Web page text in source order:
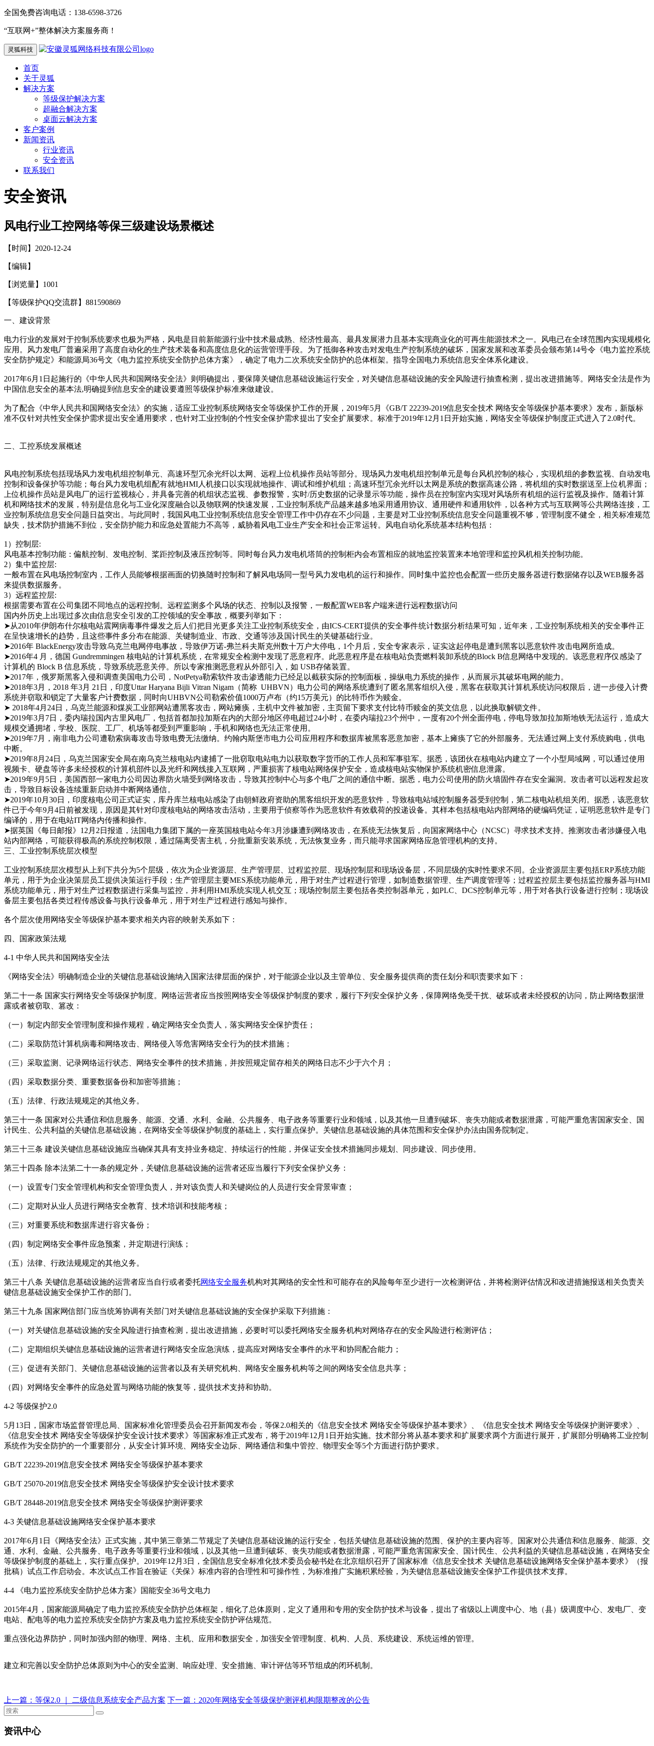
全国免费咨询电话：138-6598-3726
“互联网+”整体解决方案服务商！
灵狐科技
首页
关于灵狐
解决方案
等级保护解决方案
超融合解决方案
桌面云解决方案
客户案例
新闻资讯
行业资讯
安全资讯
联系我们
安全资讯
风电行业工控网络等保三级建设场景概述
【时间】2020-12-24
【编辑】
【浏览量】 1001
【等级保护QQ交流群】881590869
一、建设背景
电力行业的发展对于控制系统要求也极为严格，风电是目前新能源行业中技术最成熟、经济性最高、最具发展潜力且基本实现商业化的可再生能源技术之一。风电已在全球范围内实现规模化
应用。风力发电厂普遍采用了高度自动化的生产技术装备和高度信息化的运营管理手段。为了抵御各种攻击对发电生产控制系统的破坏，国家发展和改革委员会颁布第14号令《电力监控系统
安全防护规定》和能源局36号文《电力监控系统安全防护总体方案》，确定了电力二次系统安全防护的总体框架。指导全国电力系统信息安全体系化建设。
2017年6月1日起施行的《中华人民共和国网络安全法》则明确提出，要保障关键信息基础设施运行安全，对关键信息基础设施的安全风险进行抽查检测，提出改进措施等。网络安全法是作为
中国信息安全的基本法,明确提到信息安全的建设要遵照等级保护标准来做建设。
为了配合《中华人民共和国网络安全法》的实施，适应工业控制系统网络安全等级保护工作的开展，2019年5月《GB/T 22239-2019信息安全技术 网络安全等级保护基本要求》发布，新版标
准不仅针对共性安全保护需求提出安全通用要求，也针对工业控制的个性安全保护需求提出了安全扩展要求。标准于2019年12月1日开始实施，网络安全等级保护制度正式进入了2.0时代。
二、工控系统发展概述
风电控制系统包括现场风力发电机组控制单元、高速环型冗余光纤以太网、远程上位机操作员站等部分。现场风力发电机组控制单元是每台风机控制的核心，实现机组的参数监视、自动发电
控制和设备保护等功能；每台风力发电机组配有就地HMI人机接口以实现就地操作、调试和维护机组；高速环型冗余光纤以太网是系统的数据高速公路，将机组的实时数据送至上位机界面；
上位机操作员站是风电厂的运行监视核心，并具备完善的机组状态监视、参数报警，实时/历史数据的记录显示等功能，操作员在控制室内实现对风场所有机组的运行监视及操作。随着计算
机和网络技术的发展，特别是信息化与工业化深度融合以及物联网的快速发展，工业控制系统产品越来越多地采用通用协议、通用硬件和通用软件，以各种方式与互联网等公共网络连接，工
业控制系统信息安全问题日益突出。与此同时，我国风电工业控制系统信息安全管理工作中仍存在不少问题，主要是对工业控制系统信息安全问题重视不够，管理制度不健全，相关标准规范
缺失，技术防护措施不到位，安全防护能力和应急处置能力不高等，威胁着风电工业生产安全和社会正常运转。风电自动化系统基本结构包括：
1）控制层:
风电基本控制功能：偏航控制、发电控制、桨距控制及液压控制等。同时每台风力发电机塔筒的控制柜内会布置相应的就地监控装置来本地管理和监控风机相关控制功能。
2）集中监控层:
一般布置在风电场控制室内，工作人员能够根据画面的切换随时控制和了解风电场同一型号风力发电机的运行和操作。同时集中监控也会配置一些历史服务器进行数据储存以及WEB服务器
来提供数据服务。
3）远程监控层:
根据需要布置在公司集团不同地点的远程控制。远程监测多个风场的状态、控制以及报警，一般配置WEB客户端来进行远程数据访问
国内外历史上出现过多次由信息安全引发的工控领域的安全事故，概要列举如下：
➤从2010年伊朗布什尔核电站震网病毒事件爆发之后人们把目光更多关注工业控制系统安全，由ICS-CERT提供的安全事件统计数据分析结果可知，近年来，工业控制系统相关的安全事件正
在呈快速增长的趋势，且这些事件多分布在能源、关键制造业、市政、交通等涉及国计民生的关键基础行业。
➤2016年 BlackEnergy攻击导致乌克兰电网停电事故，导致伊万诺-弗兰科夫斯克州数十万户大停电，1个月后，安全专家表示，证实这起停电是遭到黑客以恶意软件攻击电网所造成。
➤2016年4 月，德国 Gundremmingen 核电站的计算机系统，在常规安全检测中发现了恶意程序。此恶意程序是在核电站负责燃料装卸系统的Block B信息网络中发现的。该恶意程序仅感染了
计算机的 Block B 信息系统，导致系统恶意关停。所以专家推测恶意程从外部引入，如 USB存储装置。
➤2017年，俄罗斯黑客入侵和调查美国电力公司，NotPetya勒索软件攻击渗透能力已经足以截获实际的控制面板，操纵电力系统的操作，从而展示其破坏电网的能力。
➤2018年3月，2018 年3月 21日，印度Uttar Haryana Bijli Vitran Nigam（简称 UHBVN）电力公司的网络系统遭到了匿名黑客组织入侵，黑客在获取其计算机系统访问权限后，进一步侵入计费
系统并窃取和锁定了大量客户计费数据，同时向UHBVN公司勒索价值1000万卢布（约15万美元）的比特币作为赎金。
➤ 2018年4月24日，乌克兰能源和煤炭工业部网站遭黑客攻击，网站瘫痪，主机中文件被加密，主页留下要求支付比特币赎金的英文信息，以此换取解锁文件。
➤2019年3月7日，委内瑞拉国内古里风电厂，包括首都加拉加斯在内的大部分地区停电超过24小时，在委内瑞拉23个州中，一度有20个州全面停电，停电导致加拉加斯地铁无法运行，造成大
规模交通拥堵，学校、医院、工厂、机场等都受到严重影响，手机和网络也无法正常使用。
➤2019年7月，南非电力公司遭勒索病毒攻击导致电费无法缴纳。约翰内斯堡市电力公司应用程序和数据库被黑客恶意加密，基本上瘫痪了它的外部服务。无法通过网上支付系统购电，供电
中断。
➤2019年8月24日，乌克兰国家安全局在南乌克兰核电站内逮捕了一批窃取电站电力以获取数字货币的工作人员和军事驻军。据悉，该团伙在核电站内建立了一个小型局域网，可以通过使用
视频卡、硬盘等许多未经授权的计算机部件以及光纤和网线接入互联网，严重损害了核电站网络保护安全，造成核电站实物保护系统机密信息泄露。
➤2019年9月5日，美国西部一家电力公司因边界防火墙受到网络攻击，导致其控制中心与多个电厂之间的通信中断。据悉，电力公司使用的防火墙固件存在安全漏洞。攻击者可以远程发起攻
击，导致目标设备连续重新启动并中断网络通信。
➤2019年10月30日，印度核电公司正式证实，库丹库兰核电站感染了由朝鲜政府资助的黑客组织开发的恶意软件，导致核电站域控制服务器受到控制，第二核电站机组关闭。据悉，该恶意软
件已于今年9月4日前被发现，原因是其针对印度核电站的网络攻击活动，主要用于侦察等作为恶意软件有效载荷的投递设备。其样本包括核电站内部网络的硬编码凭证，证明恶意软件是专门
编译的，用于在电站IT网络内传播和操作。
➤据英国《每日邮报》12月2日报道，法国电力集团下属的一座英国核电站今年3月涉嫌遭到网络攻击，在系统无法恢复后，向国家网络中心（NCSC）寻求技术支持。推测攻击者涉嫌侵入电
站内部网络，可能获得极高的系统控制权限，通过隔离受害主机，分批重新安装系统，无法恢复业务，而只能寻求国家网络应急管理机构的支持。
三、工业控制系统层次模型
工业控制系统层次模型从上到下共分为5个层级，依次为企业资源层、生产管理层、过程监控层、现场控制层和现场设备层，不同层级的实时性要求不同。企业资源层主要包括ERP系统功能
单元，用于为企业决策层员工提供决策运行手段；生产管理层主要MES系统功能单元，用于对生产过程进行管理，如制造数据管理、生产调度管理等；过程监控层主要包括监控服务器与HMI
系统功能单元，用于对生产过程数据进行采集与监控，并利用HMI系统实现人机交互；现场控制层主要包括各类控制器单元，如PLC、DCS控制单元等，用于对各执行设备进行控制；现场设
备层主要包括各类过程传感设备与执行设备单元，用于对生产过程进行感知与操作。
各个层次使用网络安全等级保护基本要求相关内容的映射关系如下：
四、国家政策法规
4-1 中华人民共和国网络安全法
《网络安全法》明确制造企业的关键信息基础设施纳入国家法律层面的保护，对于能源企业以及主管单位、安全服务提供商的责任划分和职责要求如下：
第二十一条 国家实行网络安全等级保护制度。网络运营者应当按照网络安全等级保护制度的要求，履行下列安全保护义务，保障网络免受干扰、破坏或者未经授权的访问，防止网络数据泄
露或者被窃取、篡改：
（一）制定内部安全管理制度和操作规程，确定网络安全负责人，落实网络安全保护责任；
（二）采取防范计算机病毒和网络攻击、网络侵入等危害网络安全行为的技术措施；
（三）采取监测、记录网络运行状态、网络安全事件的技术措施，并按照规定留存相关的网络日志不少于六个月；
（四）采取数据分类、重要数据备份和加密等措施；
（五）法律、行政法规规定的其他义务。
第三十一条 国家对公共通信和信息服务、能源、交通、水利、金融、公共服务、电子政务等重要行业和领域，以及其他一旦遭到破坏、丧失功能或者数据泄露，可能严重危害国家安全、国
计民生、公共利益的关键信息基础设施，在网络安全等级保护制度的基础上，实行重点保护。关键信息基础设施的具体范围和安全保护办法由国务院制定。
第三十三条 建设关键信息基础设施应当确保其具有支持业务稳定、持续运行的性能，并保证安全技术措施同步规划、同步建设、同步使用。
第三十四条 除本法第二十一条的规定外，关键信息基础设施的运营者还应当履行下列安全保护义务：
（一）设置专门安全管理机构和安全管理负责人，并对该负责人和关键岗位的人员进行安全背景审查；
（二）定期对从业人员进行网络安全教育、技术培训和技能考核；
（三）对重要系统和数据库进行容灾备份；
（四）制定网络安全事件应急预案，并定期进行演练；
（五）法律、行政法规规定的其他义务。
第三十八条 关键信息基础设施的运营者应当自行或者委托网络安全服务机构对其网络的安全性和可能存在的风险每年至少进行一次检测评估，并将检测评估情况和改进措施报送相关负责关
键信息基础设施安全保护工作的部门。
第三十九条 国家网信部门应当统筹协调有关部门对关键信息基础设施的安全保护采取下列措施：
（一）对关键信息基础设施的安全风险进行抽查检测，提出改进措施，必要时可以委托网络安全服务机构对网络存在的安全风险进行检测评估；
（二）定期组织关键信息基础设施的运营者进行网络安全应急演练，提高应对网络安全事件的水平和协同配合能力；
（三）促进有关部门、关键信息基础设施的运营者以及有关研究机构、网络安全服务机构等之间的网络安全信息共享；
（四）对网络安全事件的应急处置与网络功能的恢复等，提供技术支持和协助。
4-2 等级保护2.0
5月13日，国家市场监督管理总局、国家标准化管理委员会召开新闻发布会，等保2.0相关的《信息安全技术 网络安全等级保护基本要求》、《信息安全技术 网络安全等级保护测评要求》、
《信息安全技术 网络安全等级保护安全设计技术要求》等国家标准正式发布，将于2019年12月1日开始实施。技术部分将从基本要求和扩展要求两个方面进行展开，扩展部分明确将工业控制
系统作为安全防护的一个重要部分，从安全计算环境、网络安全边际、网络通信和集中管控、物理安全等5个方面进行防护要求。
GB/T 22239-2019信息安全技术 网络安全等级保护基本要求
GB/T 25070-2019信息安全技术 网络安全等级保护安全设计技术要求
GB/T 28448-2019信息安全技术 网络安全等级保护测评要求
4-3 关键信息基础设施网络安全保护基本要求
2017年6月1日《网络安全法》正式实施，其中第三章第二节规定了关键信息基础设施的运行安全，包括关键信息基础设施的范围、保护的主要内容等。国家对公共通信和信息服务、能源、交
通、水利、金融、公共服务、电子政务等重要行业和领域，以及其他一旦遭到破坏、丧失功能或者数据泄露，可能严重危害国家安全、国计民生、公共利益的关键信息基础设施，在网络安全
等级保护制度的基础上，实行重点保护。2019年12月3日，全国信息安全标准化技术委员会秘书处在北京组织召开了国家标准《信息安全技术 关键信息基础设施网络安全保护基本要求》（报
批稿）试点工作启动会。本次试点工作旨在验证《关保》标准内容的合理性和可操作性，为标准推广实施积累经验，为关键信息基础设施安全保护工作提供技术支撑。
4-4 《电力监控系统安全防护总体方案》国能安全36号文电力
2015年4月，国家能源局确定了电力监控系统安全防护总体框架，细化了总体原则，定义了通用和专用的安全防护技术与设备，提出了省级以上调度中心、地（县）级调度中心、发电厂、变
电站、配电等的电力监控系统安全防护方案及电力监控系统安全防护评估规范。
重点强化边界防护，同时加强内部的物理、网络、主机、应用和数据安全，加强安全管理制度、机构、人员、系统建设、系统运维的管理。
建立和完善以安全防护总体原则为中心的安全监测、响应处理、安全措施、审计评估等环节组成的闭环机制。
上一篇： 等保2.0 ｜ 二级信息系统安全产品方案 下一篇： 2020年网络安全等级保护测评机构限期整改的公告
资讯中心